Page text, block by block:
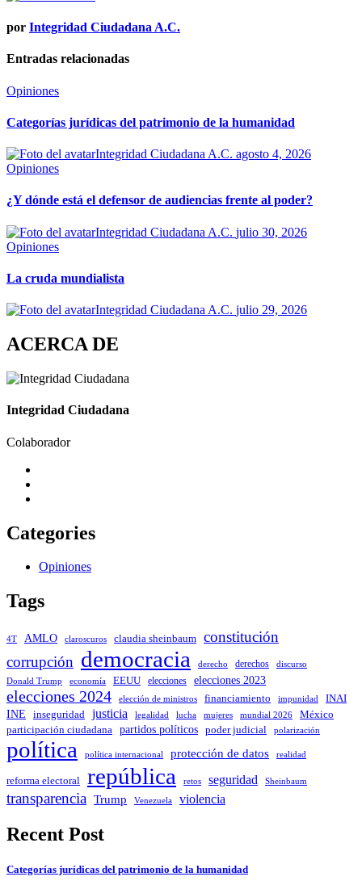
por Integridad Ciudadana A.C.
Entradas relacionadas
Opiniones
Categorías jurídicas del patrimonio de la humanidad
Integridad Ciudadana A.C. agosto 4, 2026
Opiniones
¿Y dónde está el defensor de audiencias frente al poder?
Integridad Ciudadana A.C. julio 30, 2026
Opiniones
La cruda mundialista
Integridad Ciudadana A.C. julio 29, 2026
ACERCA DE
Integridad Ciudadana
Colaborador
Categories
Opiniones
Tags
4T AMLO claroscuros claudia sheinbaum
constitución
corrupción democracia derecho derechos
discurso
Donald Trump
economía EEUU elecciones elecciones 2023
elecciones 2024 elección de ministros financiamiento impunidad INAI
INE inseguridad justicia legalidad lucha mujeres mundial 2026 México
participación ciudadana partidos políticos poder judicial polarización
política política internacional protección de datos realidad
reforma electoral república retos seguridad Sheinbaum
transparencia Trump Venezuela violencia
Recent Post
Categorías jurídicas del patrimonio de la humanidad